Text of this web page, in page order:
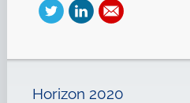
Horizon 2020